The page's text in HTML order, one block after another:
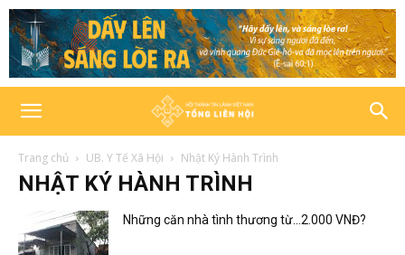
Trang chủ UB. Y Tế Xã Hội Nhật Ký Hành Trình
NHẬT KÝ HÀNH TRÌNH
Những căn nhà tình thương từ…2.000 VNĐ?